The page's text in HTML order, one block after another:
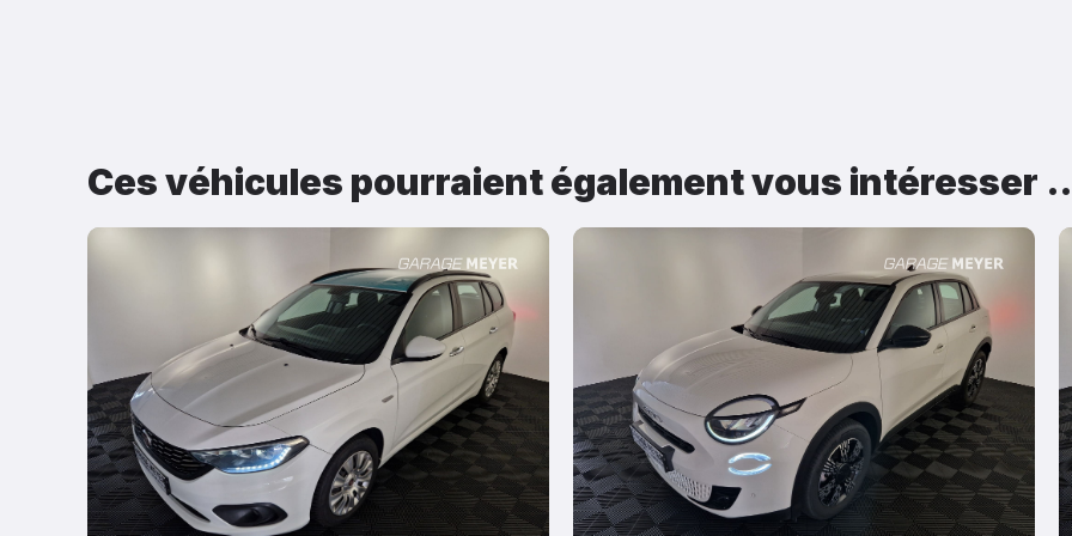
Ces véhicules pourraient également vous intéresser